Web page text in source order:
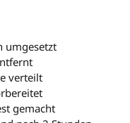
umgesetzt
verteilt
gemacht